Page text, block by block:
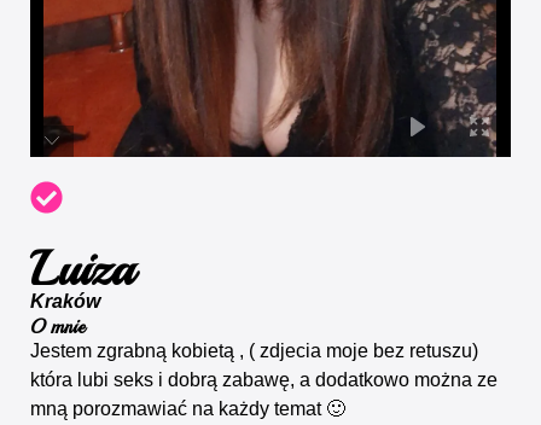
Luiza
Kraków
O mnie
Jestem zgrabną kobietą , ( zdjecia moje bez retuszu)
która lubi seks i dobrą zabawę, a dodatkowo można ze
mną porozmawiać na każdy temat 🙂